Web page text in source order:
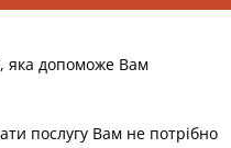
яка допоможе Вам
послугу Вам не потрібно